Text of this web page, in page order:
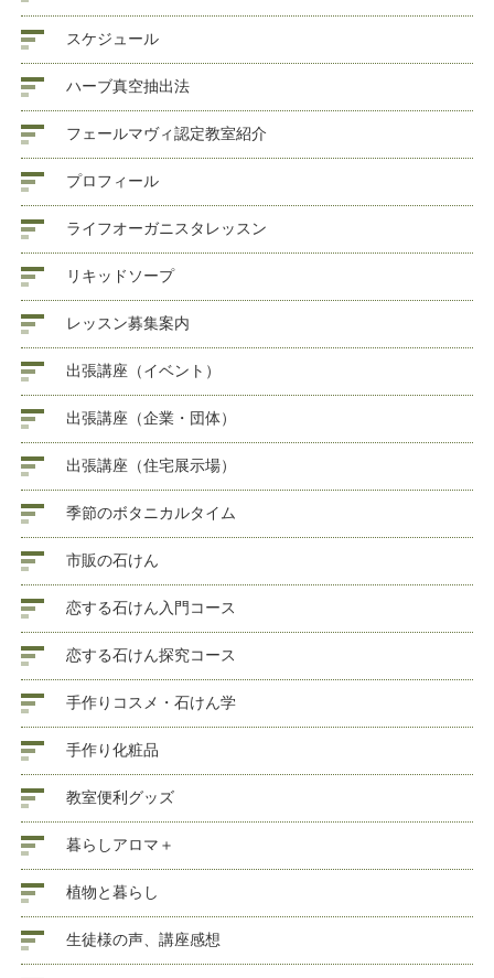
スケジュール
ハーブ真空抽出法
フェールマヴィ認定教室紹介
プロフィール
ライフオーガニスタレッスン
リキッドソープ
レッスン募集案内
出張講座（イベント）
出張講座（企業・団体）
出張講座（住宅展示場）
季節のボタニカルタイム
市販の石けん
恋する石けん入門コース
恋する石けん探究コース
手作りコスメ・石けん学
手作り化粧品
教室便利グッズ
暮らしアロマ＋
植物と暮らし
生徒様の声、講座感想